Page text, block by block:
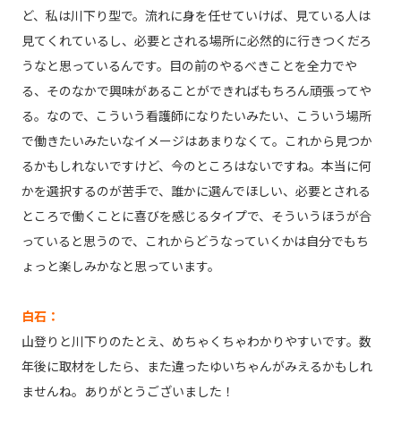
ど、私は川下り型で。流れに身を任せていけば、見ている人は
見てくれているし、必要とされる場所に必然的に行きつくだろ
うなと思っているんです。目の前のやるべきことを全力でや
る、そのなかで興味があることができればもちろん頑張ってや
る。なので、こういう看護師になりたいみたい、こういう場所
で働きたいみたいなイメージはあまりなくて。これから見つか
るかもしれないですけど、今のところはないですね。本当に何
かを選択するのが苦手で、誰かに選んでほしい、必要とされる
ところで働くことに喜びを感じるタイプで、そういうほうが合
っていると思うので、これからどうなっていくかは自分でもち
ょっと楽しみかなと思っています。
白石：
山登りと川下りのたとえ、めちゃくちゃわかりやすいです。数
年後に取材をしたら、また違ったゆいちゃんがみえるかもしれ
ませんね。ありがとうございました！